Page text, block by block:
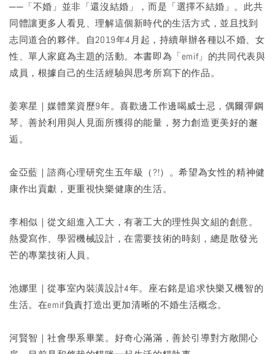
──「不婚」並非「還沒結婚」，而是「選擇不結婚」。此共
同體讓更多人看見、理解這個新時代的生活方式，並且找到
志同道合的夥伴。自2019年4月起，持續舉辦各種以不婚、女
性、單人家庭為主題的活動。本書即為「emif」的共同代表與
成員，根據自己的生活經驗與思考所寫下的作品。
姜寒星｜媒體業資歷9年。喜歡邊工作邊喝威士忌，偶爾彈鋼
琴。善於利用與人見面所獲得的能量，努力創造更美好的邂
逅。
金亞藍｜諮商心理研究生五年級（?!）。希望為女性的精神健
康作出貢獻，更重視快樂健康的生活。
李相似｜從文組進入工大，有著工大的理性與文組的創意。
熱愛寫作、學習機械設計，在需要技術的時刻，總是散發光
芒的專業技術人員。
池娜里｜從事室內裝潢設計4年。座右銘是追求快樂又機智的
生活。在emif負責打造出更加清晰的不婚生活概念。
河賢智｜社會學系畢業。好奇心滿滿，善於引導對方敞開心